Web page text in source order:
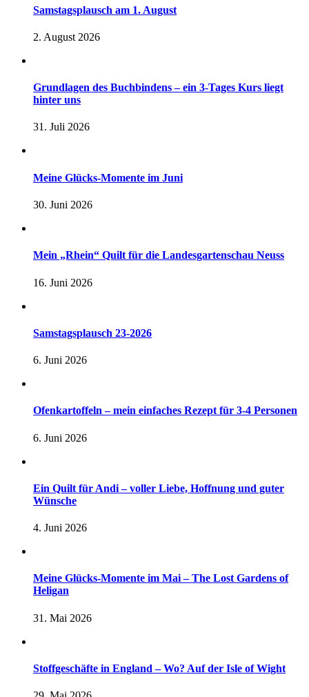
Samstagsplausch am 1. August
2. August 2026
Grundlagen des Buchbindens – ein 3-Tages Kurs liegt
hinter uns
31. Juli 2026
Meine Glücks-Momente im Juni
30. Juni 2026
Mein „Rhein“ Quilt für die Landesgartenschau Neuss
16. Juni 2026
Samstagsplausch 23-2026
6. Juni 2026
Ofenkartoffeln – mein einfaches Rezept für 3-4 Personen
6. Juni 2026
Ein Quilt für Andi – voller Liebe, Hoffnung und guter
Wünsche
4. Juni 2026
Meine Glücks-Momente im Mai – The Lost Gardens of
Heligan
31. Mai 2026
Stoffgeschäfte in England – Wo? Auf der Isle of Wight